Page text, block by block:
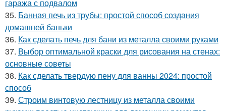
гаража с подвалом
35. Банная печь из трубы: простой способ создания
домашней баньки
36. Как сделать печь для бани из металла своими руками
37. Выбор оптимальной краски для рисования на стенах:
основные советы
38. Как сделать твердую пену для ванны 2024: простой
способ
39. Строим винтовую лестницу из металла своими